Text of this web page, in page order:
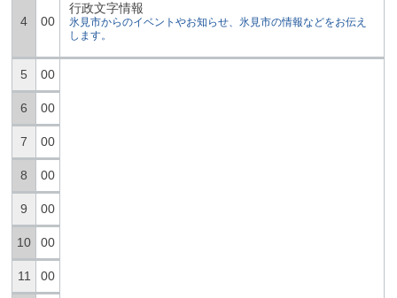
4 00
行政文字情報
氷見市からのイベントやお知らせ、氷見市の情報などをお伝え
します。
5 00
6 00
7 00
8 00
9 00
10 00
11 00